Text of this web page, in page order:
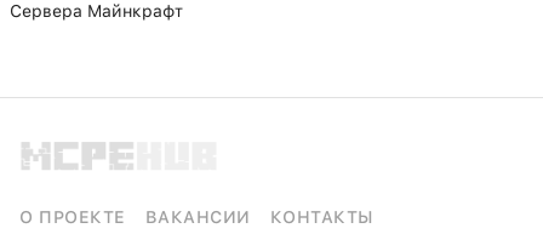
Сервера Майнкрафт
О ПРОЕКТЕ ВАКАНСИИ КОНТАКТЫ